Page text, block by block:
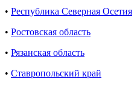
• Республика Северная Осетия
• Ростовская область
• Рязанская область
• Ставропольский край